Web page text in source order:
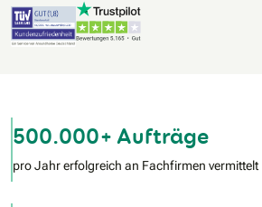
500.000+ Aufträge
pro Jahr erfolgreich an Fachfirmen vermittelt